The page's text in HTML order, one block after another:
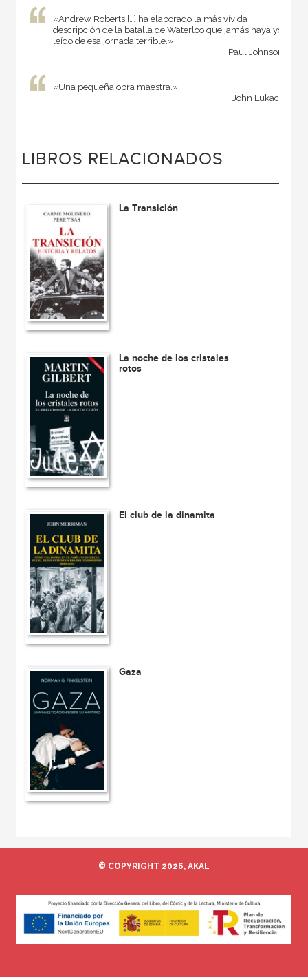
«Andrew Roberts […] ha elaborado la más vívida
descripción de la batalla de Waterloo que jamás haya yo
leído de esa jornada terrible.»
Paul Johnson
«Una pequeña obra maestra.»
John Lukacs
LIBROS RELACIONADOS
La Transición
La noche de los cristales
rotos
El club de la dinamita
Gaza
© COPYRIGHT 2026, AKAL